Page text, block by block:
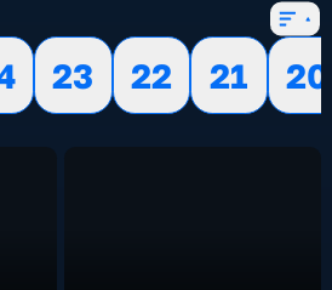
23 22 21
20